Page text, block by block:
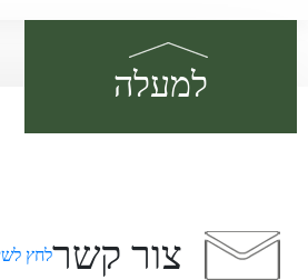
למעלה
צור קשרלחץ